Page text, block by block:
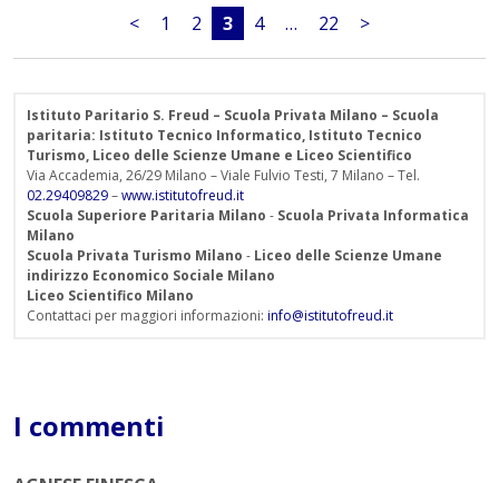
< 1 2 3 4 … 22 >
Istituto Paritario S. Freud – Scuola Privata Milano – Scuola
paritaria: Istituto Tecnico Informatico, Istituto Tecnico
Turismo, Liceo delle Scienze Umane e Liceo Scientifico
Via Accademia, 26/29 Milano – Viale Fulvio Testi, 7 Milano – Tel.
02.29409829–www.istitutofreud.it
Scuola Superiore Paritaria Milano - Scuola Privata Informatica
Milano
Scuola Privata Turismo Milano - Liceo delle Scienze Umane
indirizzo Economico Sociale Milano
Liceo Scientifico Milano
Contattaci per maggiori informazioni: info@istitutofreud.it
I commenti